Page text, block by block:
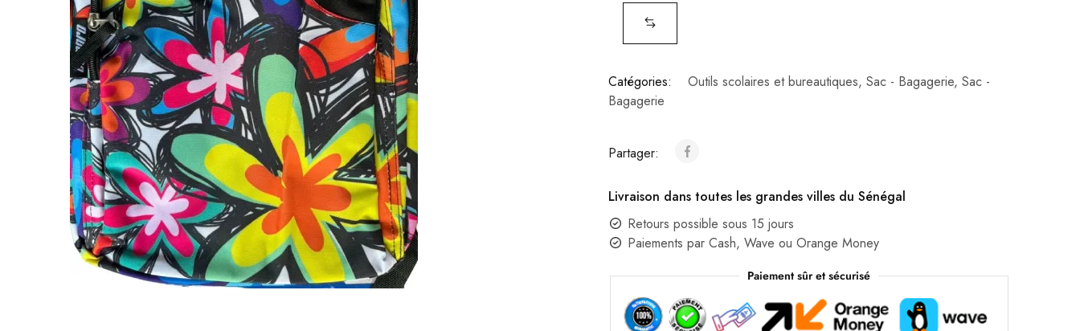
Montres
Manette et controller
Boitier gamer
Accessoires informatiques
Système de securité
Blog
Autres accessoires gamer
Catégories: Outils scolaires et bureautiques, Sac - Bagagerie, Sac -
Bagagerie
Partager:
Livraison dans toutes les grandes villes du Sénégal
Retours possible sous 15 jours
Paiements par Cash, Wave ou Orange Money
Paiement sûr et sécurisé